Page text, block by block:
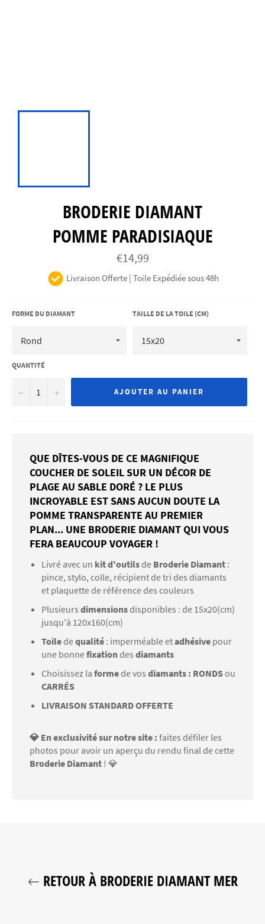
BRODERIE DIAMANT
POMME PARADISIAQUE
Prix
régulier
€14,99
Livraison Offerte | Toile Expédiée sous 48h
FORME DU DIAMANT TAILLE DE LA TOILE (CM)
QUANTITÉ
− + AJOUTER AU PANIER
QUE DÎTES-VOUS DE CE MAGNIFIQUE
COUCHER DE SOLEIL SUR UN DÉCOR DE
PLAGE AU SABLE DORÉ ? LE PLUS
INCROYABLE EST SANS AUCUN DOUTE LA
POMME TRANSPARENTE AU PREMIER
PLAN... UNE BRODERIE DIAMANT QUI VOUS
FERA BEAUCOUP VOYAGER !
Livré avec un kit d'outilsde Broderie Diamant :
pince, stylo, colle, récipient de tri des diamants
et plaquette de référence des couleurs
Plusieurs dimensionsdisponibles : de 15x20(cm)
jusqu'à 120x160(cm)
Toiledequalité : imperméable etadhésive pour
une bonnefixationdes diamants
Choisissez la formede vos diamants : RONDSou
CARRÉS
LIVRAISON STANDARD OFFERTE
💎 En exclusivité sur notre site : faites défiler les
photos pour avoir un aperçu du rendu final de cette
Broderie Diamant ! 💎
RETOUR À BRODERIE DIAMANT MER